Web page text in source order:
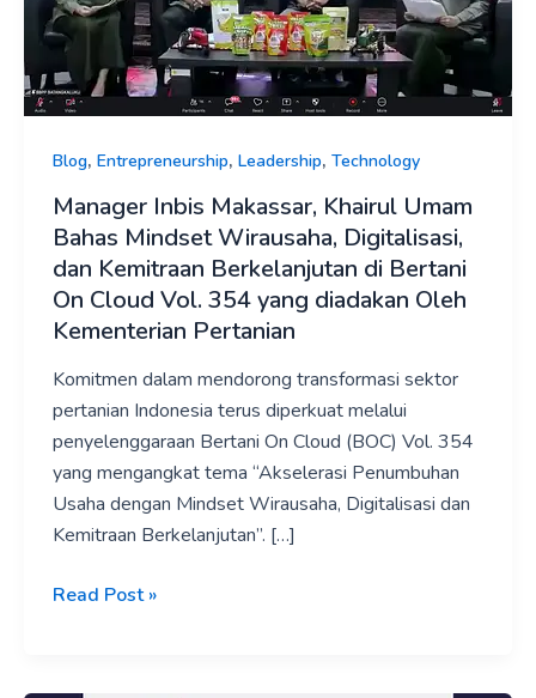
Blog, Entrepreneurship, Leadership, Technology
Manager Inbis Makassar, Khairul Umam
Bahas Mindset Wirausaha, Digitalisasi,
dan Kemitraan Berkelanjutan di Bertani
On Cloud Vol. 354 yang diadakan Oleh
Kementerian Pertanian
Komitmen dalam mendorong transformasi sektor
pertanian Indonesia terus diperkuat melalui
penyelenggaraan Bertani On Cloud (BOC) Vol. 354
yang mengangkat tema “Akselerasi Penumbuhan
Usaha dengan Mindset Wirausaha, Digitalisasi dan
Kemitraan Berkelanjutan”. […]
Mindset
Wirausaha,
Digitalisasi,
dan
Berkelanjutan
di
Bertani
On
Cloud
Vol.
yang
diadakan
Oleh
Kementerian
Pertanian
Read Post »